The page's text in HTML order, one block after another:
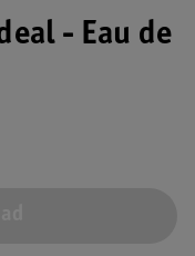
- Eau de